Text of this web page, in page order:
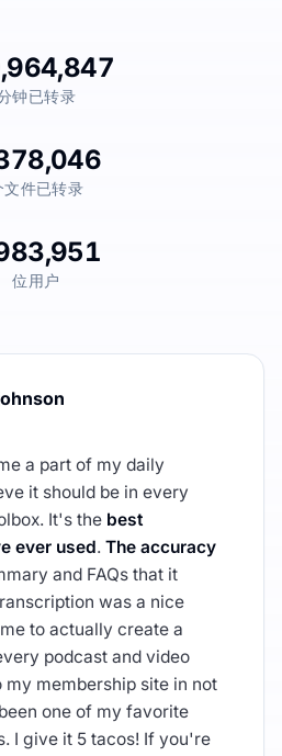
钟已转录
文件已转录
位用户
a part of my daily
it should be in every
It's the best
ever used. The accuracy
and FAQs that it
was a nice
to actually create a
podcast and video
my membership site in not
one of my favorite
I give it 5 tacos! If you're